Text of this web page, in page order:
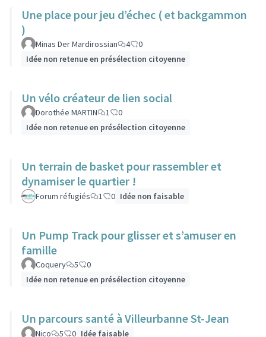
Une place pour jeu d’échec ( et backgammon
)
Minas Der Mardirossian 4
0
Idée non retenue en présélection citoyenne
Un vélo créateur de lien social
Dorothée MARTIN 1
0
Idée non retenue en présélection citoyenne
Un terrain de basket pour rassembler et
dynamiser le quartier !
Forum réfugiés 1 0 Idée non faisable
Un Pump Track pour glisser et s’amuser en
famille
Coquery 5
0
Idée non retenue en présélection citoyenne
Un parcours santé à Villeurbanne St-Jean
Nico 5 0 Idée faisable